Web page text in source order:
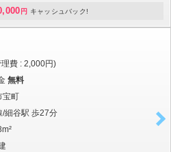
円 キャッシュバック!
費 : 2,000円)
無料
宝町
/細谷駅 歩27分